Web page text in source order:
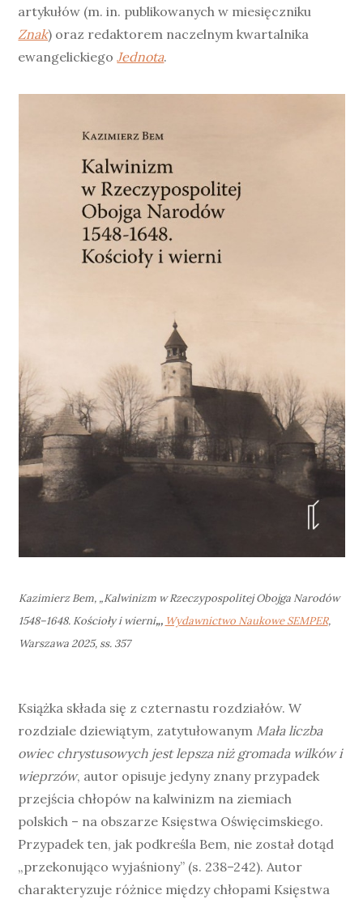
artykułów (m. in. publikowanych w miesięczniku
Znak) oraz redaktorem naczelnym kwartalnika
ewangelickiegoJednota.
Kazimierz Bem, „Kalwinizm w Rzeczypospolitej Obojga Narodów
1548–1648. Kościoły i wierni„, Wydawnictwo Naukowe SEMPER,
Warszawa 2025, ss. 357
Książka składa się z czternastu rozdziałów. W
rozdziale dziewiątym, zatytułowanym Mała liczba
owiec chrystusowych jest lepsza niż gromada wilków i
wieprzów, autor opisuje jedyny znany przypadek
przejścia chłopów na kalwinizm na ziemiach
polskich – na obszarze Księstwa Oświęcimskiego.
Przypadek ten, jak podkreśla Bem, nie został dotąd
„przekonująco wyjaśniony” (s. 238–242). Autor
charakteryzuje różnice między chłopami Księstwa